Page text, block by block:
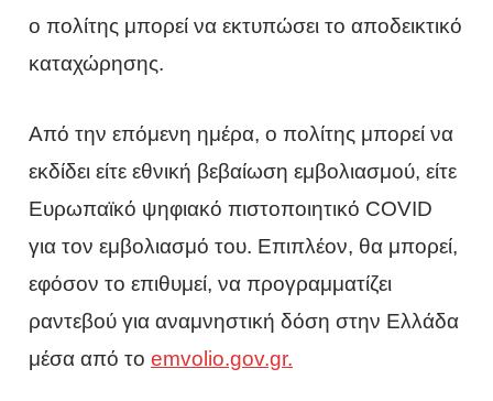
ο πολίτης μπορεί να εκτυπώσει το αποδεικτικό
καταχώρησης.
Από την επόμενη ημέρα, ο πολίτης μπορεί να
εκδίδει είτε εθνική βεβαίωση εμβολιασμού, είτε
Ευρωπαϊκό ψηφιακό πιστοποιητικό COVID
για τον εμβολιασμό του. Επιπλέον, θα μπορεί,
εφόσον το επιθυμεί, να προγραμματίζει
ραντεβού για αναμνηστική δόση στην Ελλάδα
μέσα από τοemvolio.gov.gr.